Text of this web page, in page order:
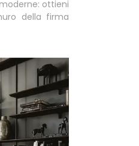
ottieni
della firma